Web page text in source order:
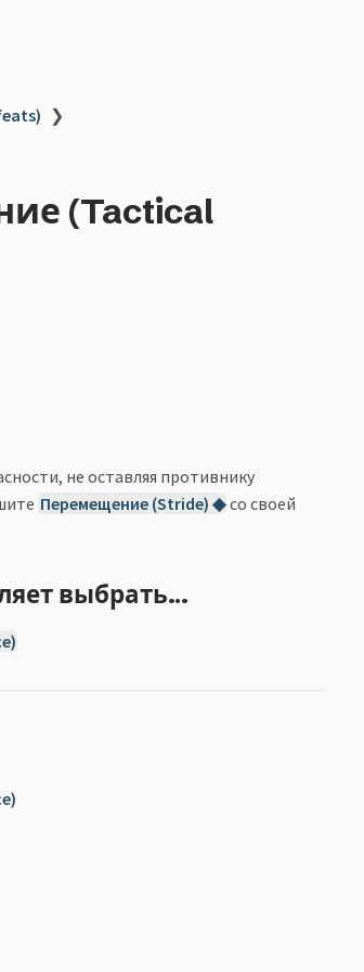
❯
(Tactical
не оставляя противнику
Перемещение (Stride) ◆ со своей
выбрать…